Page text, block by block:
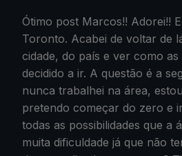
Ótimo post Marcos!! Adorei!!
Toronto. Acabei de voltar de
cidade, do país e ver como
decidido a ir. A questão é a
nunca trabalhei na área,
pretendo começar do zero e
todas as possibilidades que a
muita dificuldade já que não